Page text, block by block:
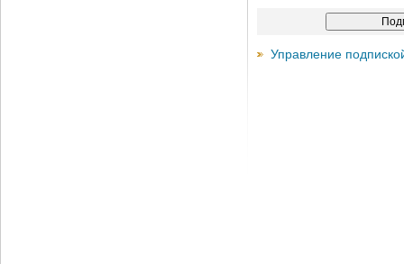
Управление